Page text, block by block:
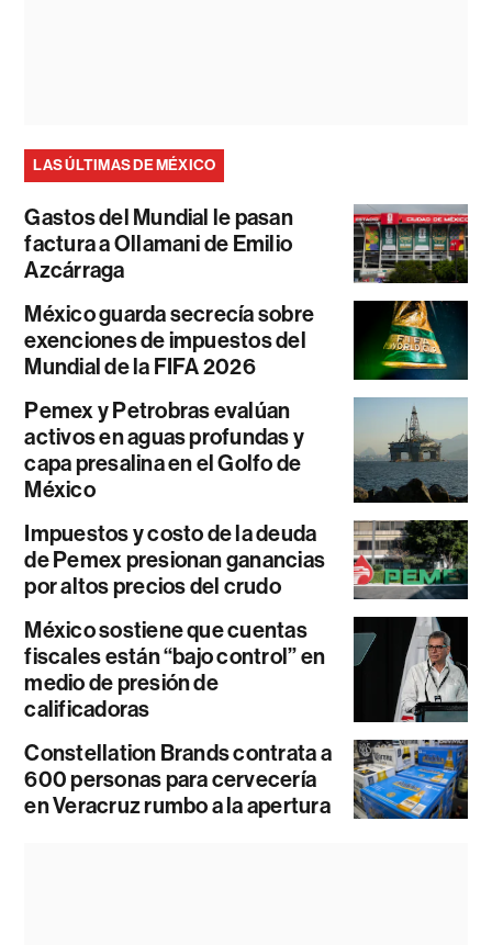
LAS ÚLTIMAS DE MÉXICO
Gastos del Mundial le pasan
factura a Ollamani de Emilio
Azcárraga
México guarda secrecía sobre
exenciones de impuestos del
Mundial de la FIFA 2026
Pemex y Petrobras evalúan
activos en aguas profundas y
capa presalina en el Golfo de
México
Impuestos y costo de la deuda
de Pemex presionan ganancias
por altos precios del crudo
México sostiene que cuentas
fiscales están “bajo control” en
medio de presión de
calificadoras
Constellation Brands contrata a
600 personas para cervecería
en Veracruz rumbo a la apertura